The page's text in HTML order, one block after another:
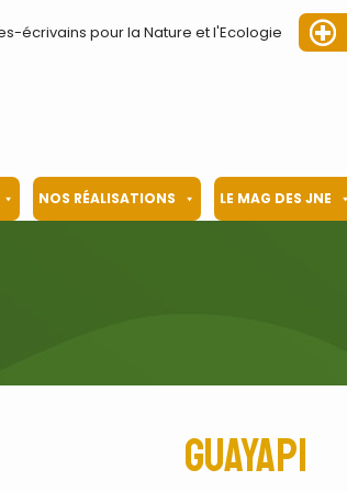
écrivains pour la Nature et l'Ecologie
NOS RÉALISATIONS LE MAG DES JNE
Guayapi